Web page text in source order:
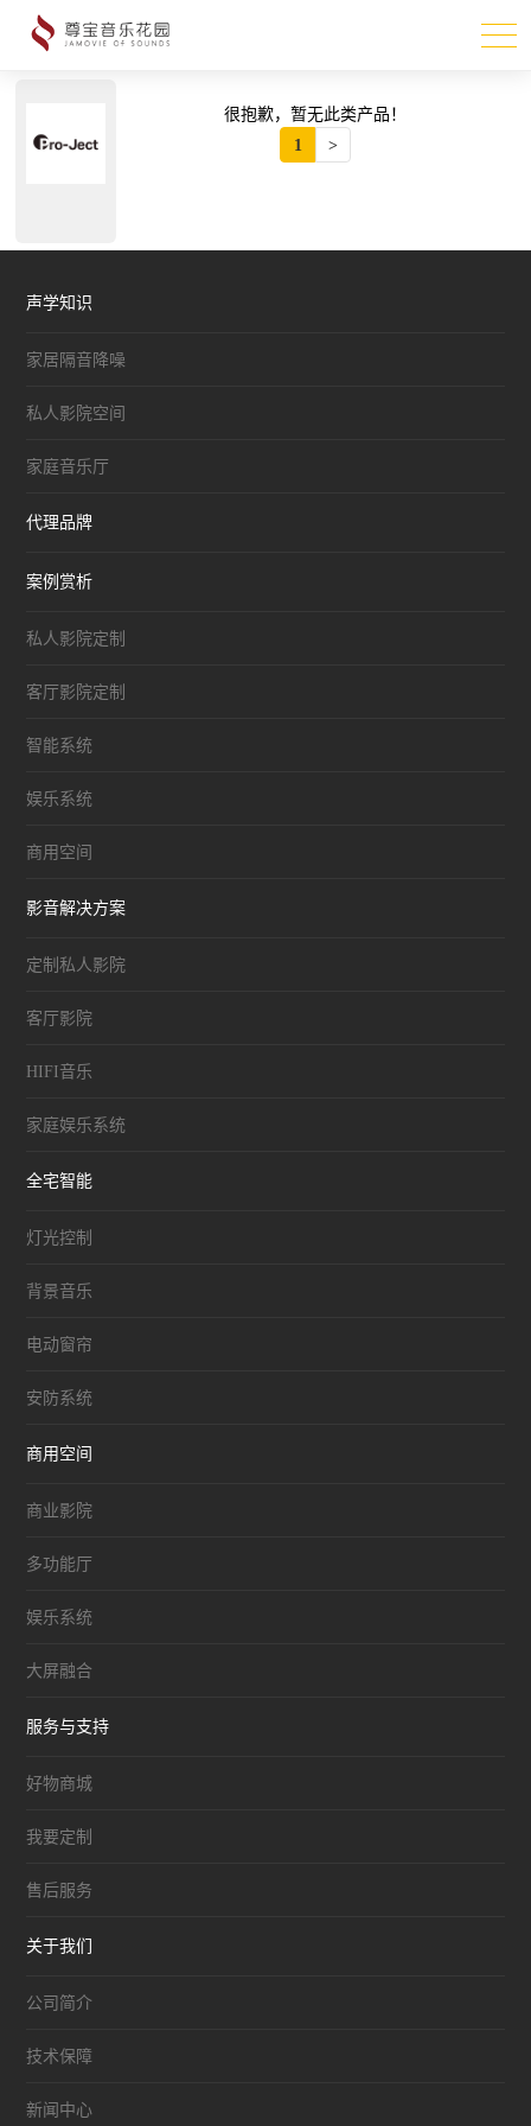
很抱歉，暂无此类产品！
1
>
声学知识
家居隔音降噪
私人影院空间
家庭音乐厅
代理品牌
案例赏析
私人影院定制
客厅影院定制
智能系统
娱乐系统
商用空间
影音解决方案
定制私人影院
客厅影院
HIFI音乐
家庭娱乐系统
全宅智能
灯光控制
背景音乐
电动窗帘
安防系统
商用空间
商业影院
多功能厅
娱乐系统
大屏融合
服务与支持
好物商城
我要定制
售后服务
关于我们
公司简介
技术保障
新闻中心